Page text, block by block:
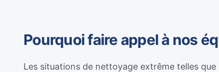
Pourquoi faire appel à nos
Les situations de nettoyage extrême telles